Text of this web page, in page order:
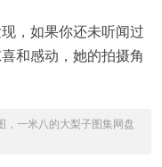
，如果你还未听闻过
和感动，她的拍摄角
，一米八的大梨子图集网盘